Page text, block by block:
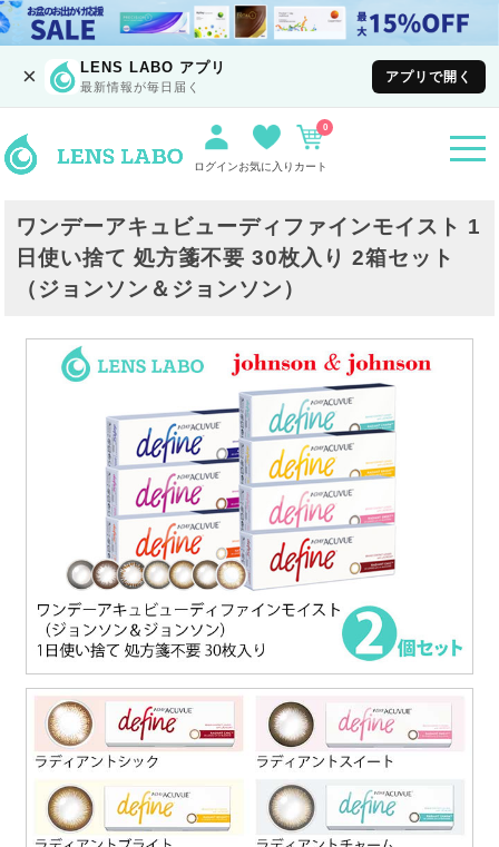
× LENS LABO アプリ
最新情報が毎日届く
アプリで開く
ログインお気に入り カート
0
ワンデーアキュビューディファインモイスト 1
日使い捨て 処方箋不要 30枚入り 2箱セット
（ジョンソン＆ジョンソン）